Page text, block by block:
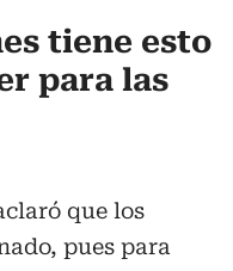
tiene esto
para las
que los
pues para